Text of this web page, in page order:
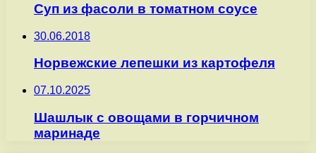
Суп из фасоли в томатном соусе
30.06.2018
Норвежские лепешки из картофеля
07.10.2025
Шашлык с овощами в горчичном
маринаде